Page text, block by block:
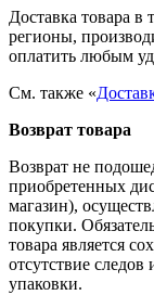
Доставка товара
регионы,
оплатить любым
См. также «
Возврат товара
Возврат не
приобретенных
магазин),
покупки.
товара является
отсутствие
упаковки.